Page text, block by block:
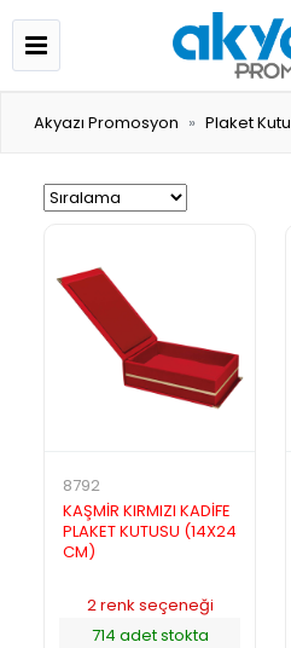
Akyazı Promosyon Plaket
8792
KAŞMİR KIRMIZI KADİFE
PLAKET KUTUSU (14X24
CM)
2 renk seçeneği
714 adet stokta